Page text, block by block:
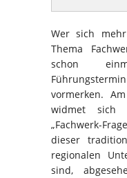
Wer sich
Thema
schon
vormerken.
widmet sich
„Fachwerk-
dieser
regionalen
sind,